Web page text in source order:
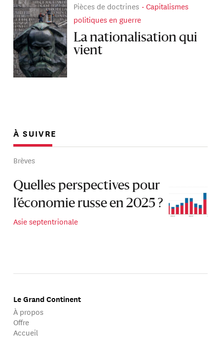
Pièces de doctrines
Capitalismes
politiques en guerre
La nationalisation qui
vient
À SUIVRE
Brèves
Quelles perspectives pour
l’économie russe en 2025 ?
Asie septentrionale
Le Grand Continent
À propos
Offre
Accueil